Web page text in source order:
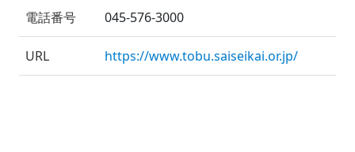
電話番号 045-576-3000
URL https://www.tobu.saiseikai.or.jp/